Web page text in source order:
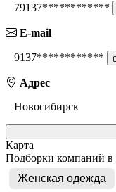
79137************
E-mail
9137************
Адрес
Новосибирск
Карта
Подборки компаний
Женская одежда